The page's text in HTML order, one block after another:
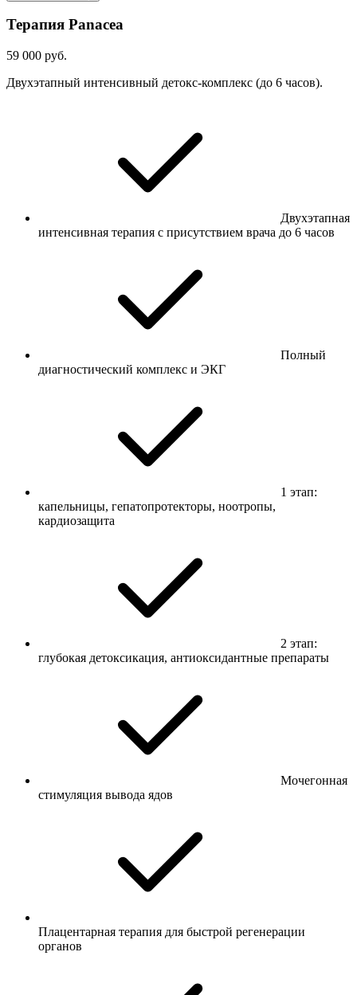
Терапия Panacea
59 000 руб.
Двухэтапный интенсивный детокс-комплекс (до 6 часов).
Двухэтапная
интенсивная терапия с присутствием врача до 6 часов
Полный
диагностический комплекс и ЭКГ
1 этап:
капельницы, гепатопротекторы, ноотропы,
кардиозащита
2 этап:
глубокая детоксикация, антиоксидантные препараты
Мочегонная
стимуляция вывода ядов
Плацентарная терапия для быстрой регенерации
органов